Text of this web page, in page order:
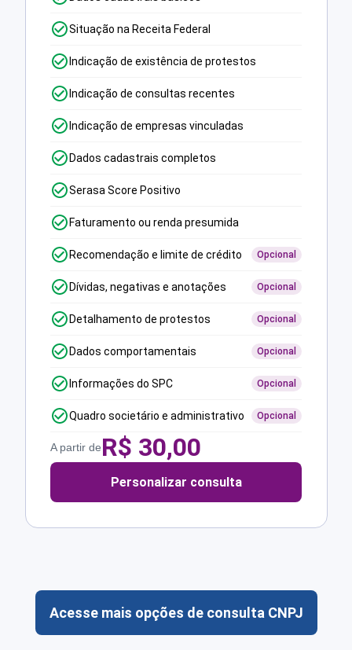
Situação na Receita Federal
Indicação de existência de protestos
Indicação de consultas recentes
Indicação de empresas vinculadas
Dados cadastrais completos
Serasa Score Positivo
Faturamento ou renda presumida
Recomendação e limite de crédito Opcional
Dívidas, negativas e anotações Opcional
Detalhamento de protestos Opcional
Dados comportamentais Opcional
Informações do SPC Opcional
Quadro societário e administrativo Opcional
A partir deR$ 30,00
Personalizar consulta
Acesse mais opções de consulta CNPJ